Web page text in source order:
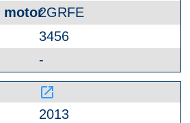
2GRFE
3456
-
launch
2013